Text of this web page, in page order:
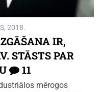
2018.
IR,
STĀSTS PAR
11
mērogos